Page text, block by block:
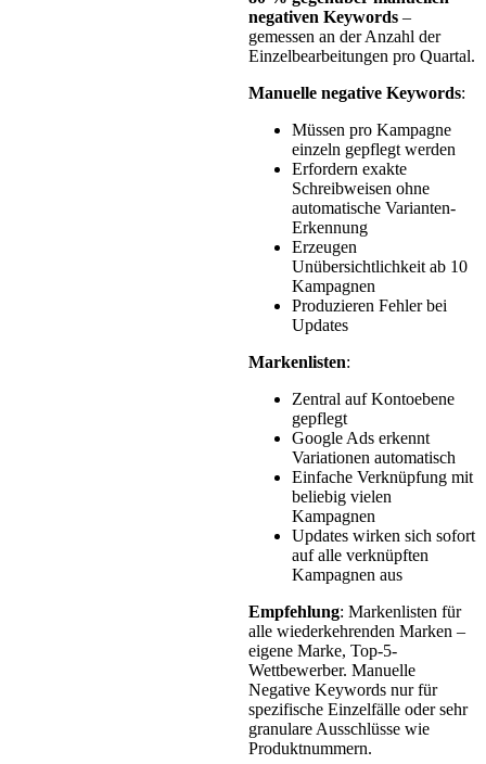
negativen Keywords –
gemessen an der Anzahl der
Einzelbearbeitungen pro Quartal.
Manuelle negative Keywords:
Müssen pro Kampagne
einzeln gepflegt werden
Erfordern exakte
Schreibweisen ohne
automatische Varianten-
Erkennung
Erzeugen
Unübersichtlichkeit ab 10
Kampagnen
Produzieren Fehler bei
Updates
Markenlisten:
Zentral auf Kontoebene
gepflegt
Google Ads erkennt
Variationen automatisch
Einfache Verknüpfung mit
beliebig vielen
Kampagnen
Updates wirken sich sofort
auf alle verknüpften
Kampagnen aus
Empfehlung: Markenlisten für
alle wiederkehrenden Marken –
eigene Marke, Top-5-
Wettbewerber. Manuelle
Negative Keywords nur für
spezifische Einzelfälle oder sehr
granulare Ausschlüsse wie
Produktnummern.